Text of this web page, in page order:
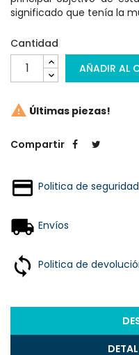
significado que tenía la
Cantidad
AÑADIR AL
 Últimas piezas!
Compartir
Politica de seguridad
Envíos
Politica de